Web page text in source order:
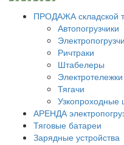
ПРОДАЖА складской
Автопогрузчики
Ричтраки
Штабелеры
Электротележки
Тягачи
Узкопроходные
АРЕНДА
Тяговые батареи
Зарядные устройства